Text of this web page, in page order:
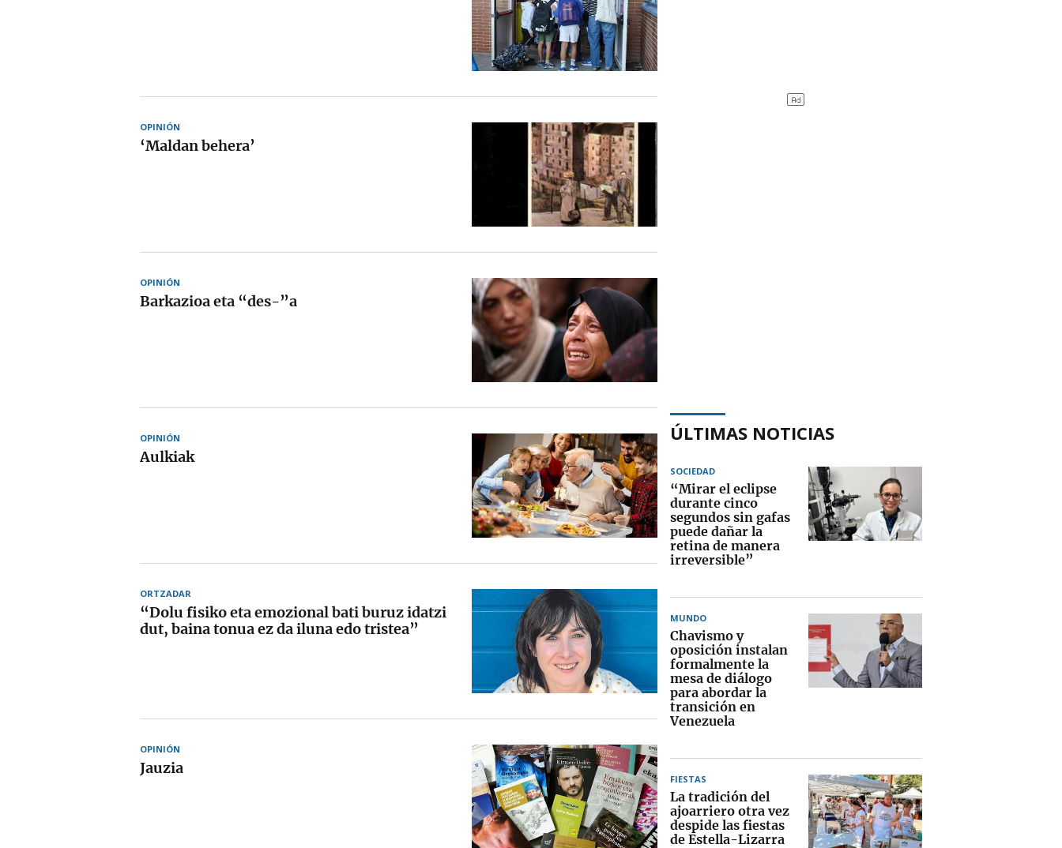
OPINIÓN
‘Maldan behera’
OPINIÓN
Barkazioa eta “des-”a
OPINIÓN
Aulkiak
ORTZADAR
“Dolu fisiko eta emozional bati buruz idatzi
dut, baina tonua ez da iluna edo tristea”
OPINIÓN
Jauzia
ÚLTIMAS NOTICIAS
SOCIEDAD
“Mirar el eclipse
durante cinco
segundos sin gafas
puede dañar la
retina de manera
irreversible”
MUNDO
Chavismo y
oposición instalan
formalmente la
mesa de diálogo
para abordar la
transición en
Venezuela
FIESTAS
La tradición del
ajoarriero otra vez
despide las fiestas
de Estella-Lizarra